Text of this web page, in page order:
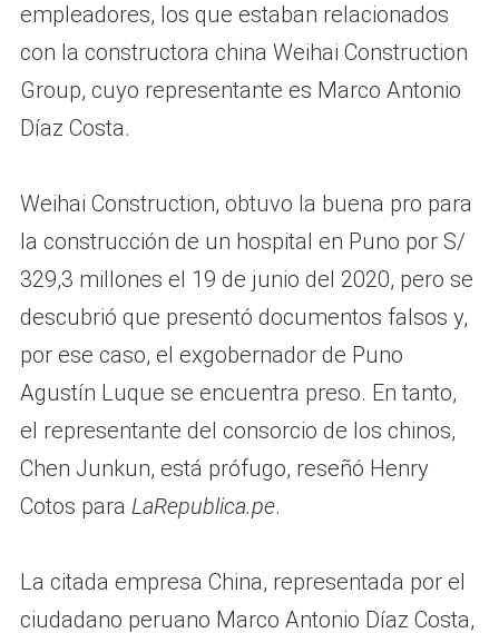
empleadores, los que estaban relacionados
con la constructora china Weihai Construction
Group, cuyo representante es Marco Antonio
Díaz Costa.
Weihai Construction, obtuvo la buena pro para
la construcción de un hospital en Puno por S/
329,3 millones el 19 de junio del 2020, pero se
descubrió que presentó documentos falsos y,
por ese caso, el exgobernador de Puno
Agustín Luque se encuentra preso. En tanto,
el representante del consorcio de los chinos,
Chen Junkun, está prófugo, reseñó Henry
Cotos para LaRepublica.pe.
La citada empresa China, representada por el
ciudadano peruano Marco Antonio Díaz Costa,